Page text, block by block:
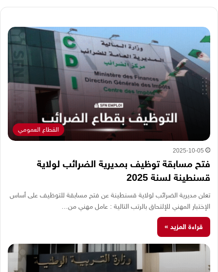
القطاع العمومي
2025-10-05
فتح مسابقة توظيف بمديرية الضرائب لولاية
قسنطينة لسنة 2025
تعلن مديرية الضرائب لولاية قسنطينة عن فتح مسابقة للتوظيف على أساس
الإختبار المهني للإلتحاق بالرتب التالية : عامل مهني من…
قراءة المزيد »